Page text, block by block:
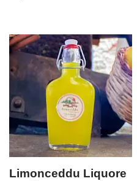
Limonceddu Liquore